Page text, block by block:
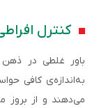
کنترل
به‌اندازه‌ی کافی
می‌دهند و از بروز